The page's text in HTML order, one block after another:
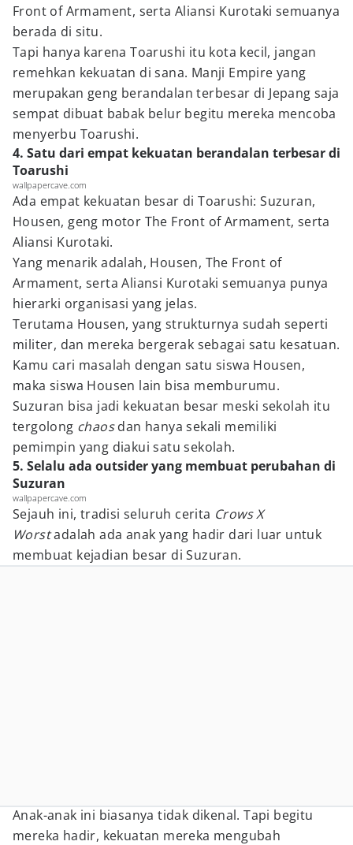
Front of Armament, serta Aliansi Kurotaki semuanya
berada di situ.
Tapi hanya karena Toarushi itu kota kecil, jangan
remehkan kekuatan di sana. Manji Empire yang
merupakan geng berandalan terbesar di Jepang saja
sempat dibuat babak belur begitu mereka mencoba
menyerbu Toarushi.
4. Satu dari empat kekuatan berandalan terbesar di
Toarushi
wallpapercave.com
Ada empat kekuatan besar di Toarushi: Suzuran,
Housen, geng motor The Front of Armament, serta
Aliansi Kurotaki.
Yang menarik adalah, Housen, The Front of
Armament, serta Aliansi Kurotaki semuanya punya
hierarki organisasi yang jelas.
Terutama Housen, yang strukturnya sudah seperti
militer, dan mereka bergerak sebagai satu kesatuan.
Kamu cari masalah dengan satu siswa Housen,
maka siswa Housen lain bisa memburumu.
Suzuran bisa jadi kekuatan besar meski sekolah itu
tergolong chaosdan hanya sekali memiliki
pemimpin yang diakui satu sekolah.
5. Selalu ada outsider yang membuat perubahan di
Suzuran
wallpapercave.com
Sejauh ini, tradisi seluruh cerita Crows X
Worstadalah ada anak yang hadir dari luar untuk
membuat kejadian besar di Suzuran.
Anak-anak ini biasanya tidak dikenal. Tapi begitu
mereka hadir, kekuatan mereka mengubah